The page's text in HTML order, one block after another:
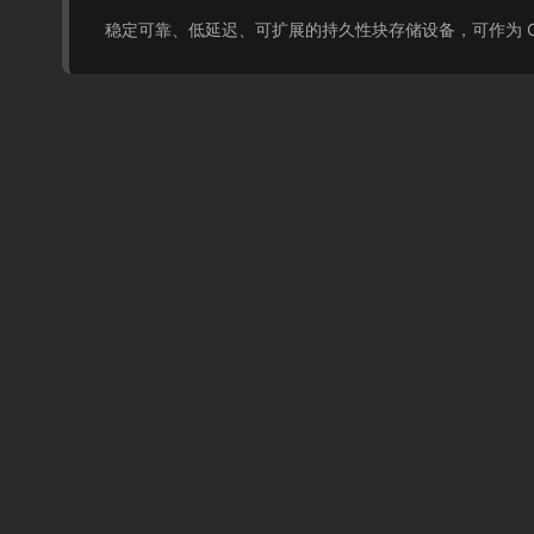
稳定可靠、低延迟、可扩展的持久性块存储设备，可作为